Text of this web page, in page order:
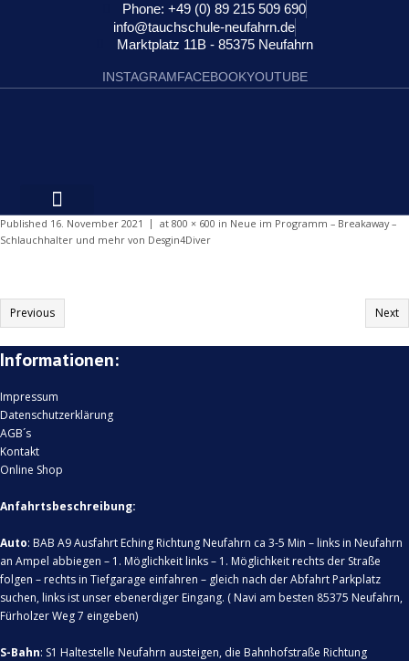
Phone: +49 (0) 89 215 509 690
info@tauchschule-neufahrn.de
Marktplatz 11B - 85375 Neufahrn
INSTAGRAMFACEBOOKYOUTUBE
Published 16. November 2021 at 800 × 600 in Neue im Programm – Breakaway –
Schlauchhalter und mehr von Desgin4Diver
Previous Next
Informationen:
Impressum
Datenschutzerklärung
AGB´s
Kontakt
Online Shop
Anfahrtsbeschreibung:
Auto: BAB A9 Ausfahrt Eching Richtung Neufahrn ca 3-5 Min – links in Neufahrn
an Ampel abbiegen – 1. Möglichkeit links – 1. Möglichkeit rechts der Straße
folgen – rechts in Tiefgarage einfahren – gleich nach der Abfahrt Parkplatz
suchen, links ist unser ebenerdiger Eingang. ( Navi am besten 85375 Neufahrn,
Fürholzer Weg 7 eingeben)
S-Bahn: S1 Haltestelle Neufahrn austeigen, die Bahnhofstraße Richtung